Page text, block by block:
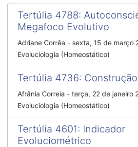
Tertúlia 4788:
Megafoco Evolutivo
Adriane Corrêa - sexta, 15 de março
Evoluciologia (Homeostático)
Tertúlia 4736:
Afrânia Correia - terça, 22 de janeiro
Evoluciologia (Homeostático)
Tertúlia 4601: Indicador
Evoluciométrico